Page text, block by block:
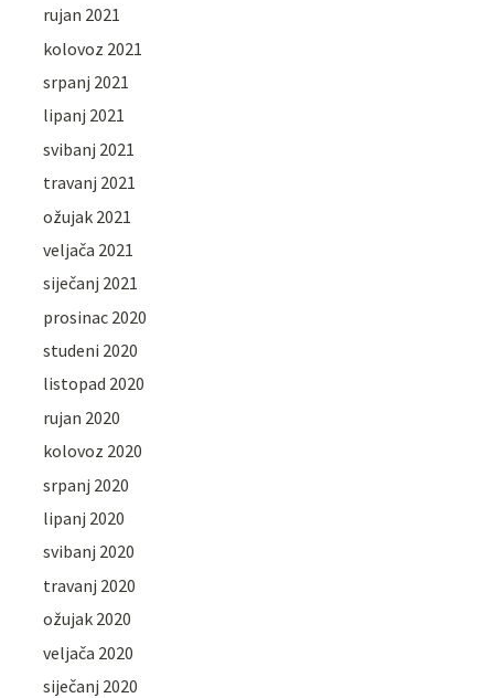
rujan 2021
kolovoz 2021
srpanj 2021
lipanj 2021
svibanj 2021
travanj 2021
ožujak 2021
veljača 2021
siječanj 2021
prosinac 2020
studeni 2020
listopad 2020
rujan 2020
kolovoz 2020
srpanj 2020
lipanj 2020
svibanj 2020
travanj 2020
ožujak 2020
veljača 2020
siječanj 2020